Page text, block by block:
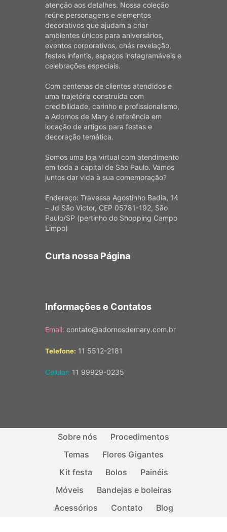
atenção aos detalhes. Nossa coleção
reúne personagens e elementos
decorativos que ajudam a criar
ambientes únicos para aniversários,
eventos corporativos, chás revelação,
festas infantis, espaços instagramáveis e
celebrações especiais.
Com centenas de clientes atendidos e
uma trajetória construída com
credibilidade, carinho e profissionalismo,
a Adornos de Mary é referência em
locação de artigos para festas e
decoração temática.
Somos uma loja virtual com atendimento
em toda a capital de São Paulo. Vamos
juntos dar vida à sua comemoração?
Endereço: Travessa Agostinho Badia, 14
– Jd São Victor, CEP 05781-192, São
Paulo/SP (pertinho do Shopping Campo
Limpo)
Curta nossa Página
Informações e Contatos
Email: contato@adornosdemary.com.br
Telefone: 11 5512-2181
Celular: 11 99929-0235
Sobre nós
Procedimentos
Temas
Flores Gigantes
Kit festa
Bolos
Painéis
Móveis
Bandejas e boleiras
Acessórios
Contato Blog